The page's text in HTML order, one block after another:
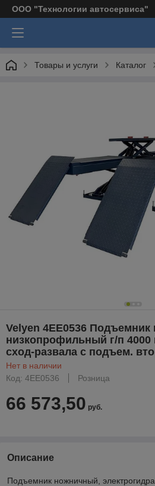
ООО "Технологии автосервиса"
Товары и услуги Каталог
Velyen 4EE0536
низкопрофильный г/п
сход-развала с подъем.
Нет в наличии
Код: 4EE0536
Розница
66 573,50 руб.
Описание
Подъемник ножничный,